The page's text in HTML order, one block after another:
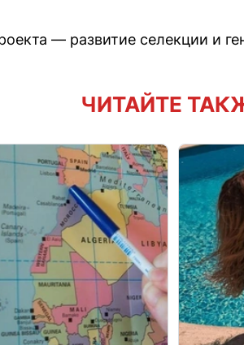
— развитие селекции и
ЧИТАЙТЕ